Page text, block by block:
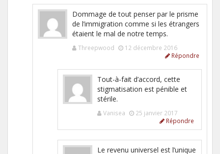
Dommage de tout penser par le prisme
de l’immigration comme si les étrangers
étaient le mal de notre temps.
Threepwood
12 décembre 2016
Répondre
Tout-à-fait d’accord, cette
stigmatisation est pénible et
stérile.
Vanisea
25 janvier 2017
Répondre
Le revenu universel est l’unique